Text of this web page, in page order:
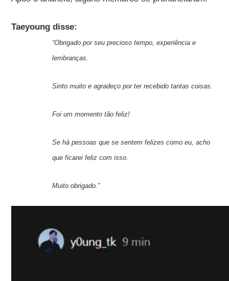
Taeyoung disse:
“Obrigado por seu precioso tempo, experiência e
lembranças.
Sinto muito e agradeço por ter recebido tantas coisas.
Foi um momento tão feliz!
Se há pessoas que se sentem felizes como eu, acho
que ficarei feliz com isso.
Muito obrigado.”